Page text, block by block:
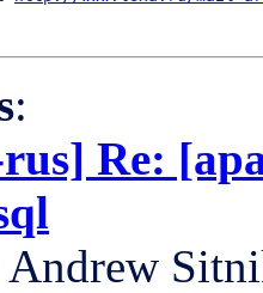
:
Re:
Andrew